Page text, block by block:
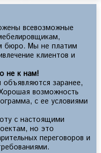
всевозможные
бюро. Мы не платим
клиентов и
не к нам!
заранее,
возможность
с ее условиями
с настоящими
но это
переговоров и